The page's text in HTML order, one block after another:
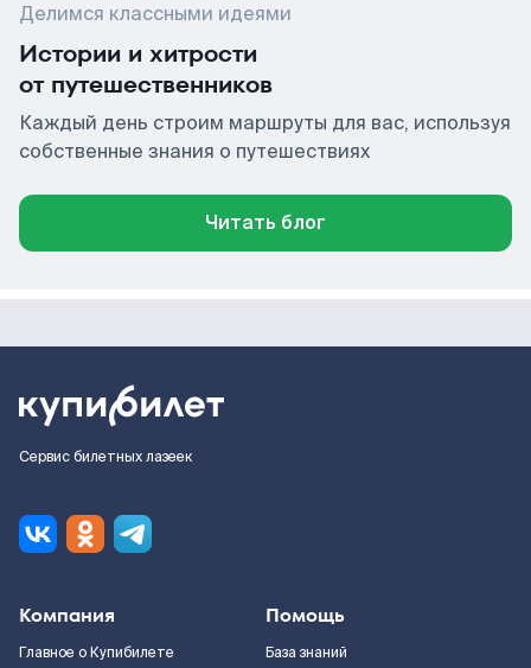
Делимся классными идеями
Истории и хитрости
от путешественников
Каждый день строим маршруты для вас, используя
собственные знания о путешествиях
Читать блог
Сервис билетных лазеек
Компания
Главное о Купибилете
Помощь
База знаний